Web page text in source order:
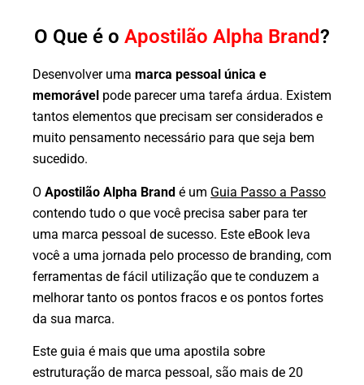
O Que é o Apostilão Alpha Brand?
Desenvolver uma marca pessoal única e
memorável pode parecer uma tarefa árdua. Existem
tantos elementos que precisam ser considerados e
muito pensamento necessário para que seja bem
sucedido.
O Apostilão Alpha Brand é um Guia Passo a Passo
contendo tudo o que você precisa saber para ter
uma marca pessoal de sucesso. Este eBook leva
você a uma jornada pelo processo de branding, com
ferramentas de fácil utilização que te conduzem a
melhorar tanto os pontos fracos e os pontos fortes
da sua marca.
Este guia é mais que uma apostila sobre
estruturação de marca pessoal, são mais de 20